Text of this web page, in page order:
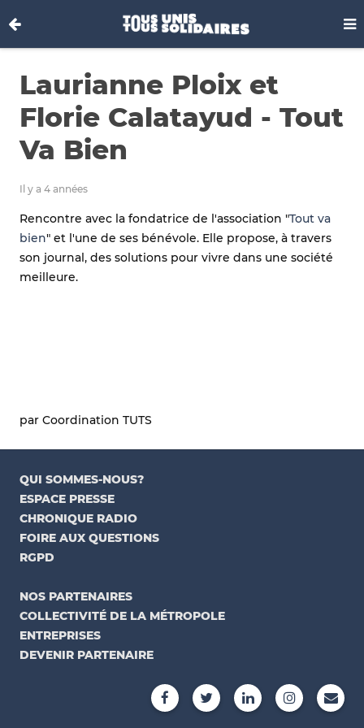
Laurianne Ploix et
Florie Calatayud - Tout
Va Bien
Il y a 4 années
Rencontre avec la fondatrice de l'association "Tout va
bien" et l'une de ses bénévole. Elle propose, à travers
son journal, des solutions pour vivre dans une société
meilleure.
par Coordination TUTS
QUI SOMMES-NOUS?
ESPACE PRESSE
CHRONIQUE RADIO
FOIRE AUX QUESTIONS
RGPD
NOS PARTENAIRES
COLLECTIVITÉ DE LA MÉTROPOLE
ENTREPRISES
DEVENIR PARTENAIRE